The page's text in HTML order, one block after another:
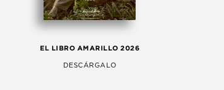
EL LIBRO AMARILLO 2026
DESCÁRGALO